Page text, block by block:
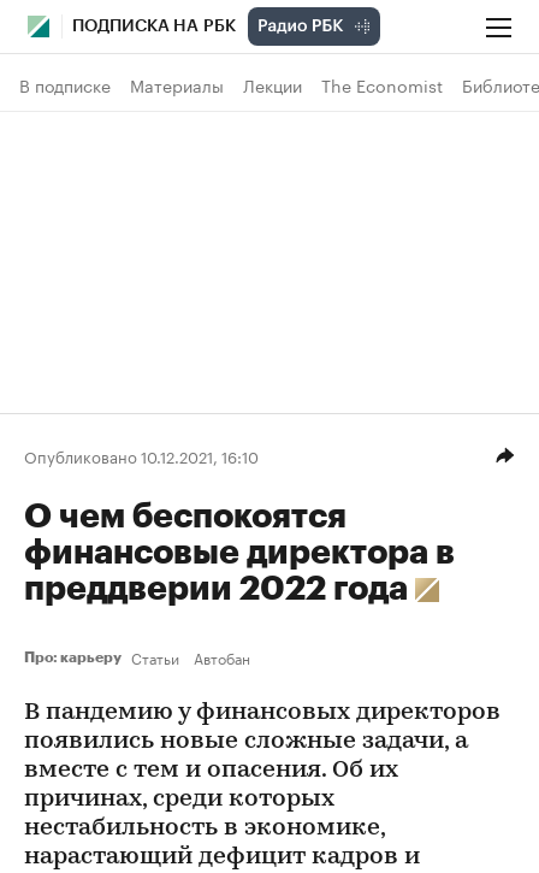
ПОДПИСКА НА РБК
В подписке Материалы Лекции The Economist
Опубликовано 10.12.2021, 16:10
О чем беспокоятся
финансовые директора в
преддверии 2022 года
Про: карьеру Статьи Автобан
В пандемию у финансовых директоров
появились новые сложные задачи, а
вместе с тем и опасения. Об их
причинах, среди которых
нестабильность в экономике,
нарастающий дефицит кадров и